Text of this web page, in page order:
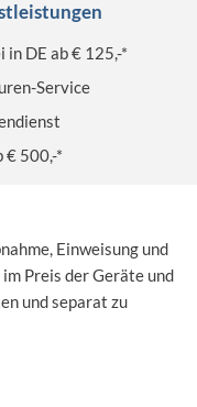
DE ab € 125,-*
Service
€ 500,-*
Einweisung und
Preis der Geräte und
und separat zu